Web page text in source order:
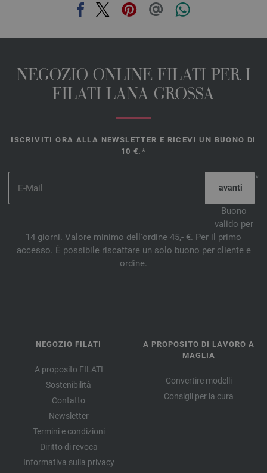
NEGOZIO ONLINE FILATI PER I
FILATI LANA GROSSA
ISCRIVITI ORA ALLA NEWSLETTER E RICEVI UN BUONO DI
10 €.*
*
Buono
valido per
14 giorni. Valore minimo dell'ordine 45,- €. Per il primo
accesso. È possibile riscattare un solo buono per cliente e
ordine.
NEGOZIO FILATI
A proposito FILATI
Sostenibilità
Contatto
Newsletter
Termini e condizioni
Diritto di revoca
Informativa sulla privacy
A PROPOSITO DI LAVORO A
MAGLIA
Convertire modelli
Consigli per la cura